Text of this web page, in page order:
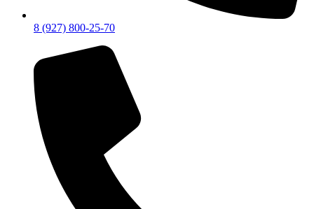
8 (927) 800-25-70